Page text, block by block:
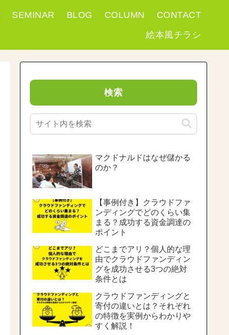
SEMINAR BLOG COLUMN
CONTACT
絵本風チラシ
検索
マクドナルドはなぜ儲かる
のか？
【事例付き】クラウドファ
ンディングでどのくらい集
まる？成功する資金調達の
ポイント
どこまでアリ？個人的な理
由でクラウドファンディン
グを成功させる3つの絶対
条件とは
クラウドファンディングと
寄付の違いとは？それぞれ
の特徴を実例からわかりや
すく解説！